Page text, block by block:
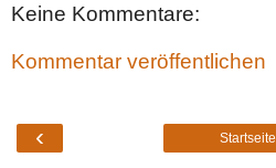
Keine Kommentare:
Kommentar veröffentlichen
‹ Startseite